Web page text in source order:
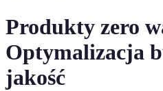
Produkty zero
Optymalizacja
jakość